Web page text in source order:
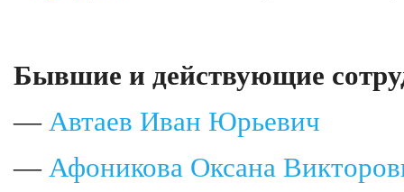
Бывшие и действующие
— Автаев Иван Юрьевич
— Афоникова Оксана